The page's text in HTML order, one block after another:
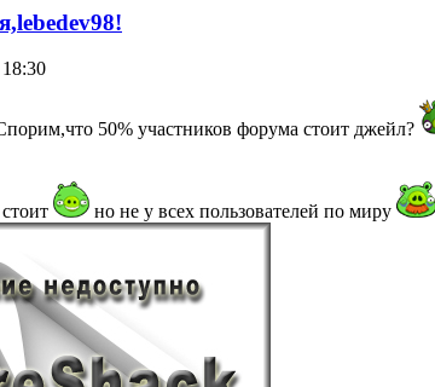
50% участников форума стоит джейл?
но не у всех пользователей по миру